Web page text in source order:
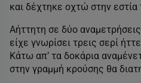
και δέχτηκε οχτώ στην εστία
Αήττητη σε δύο
είχε γνωρίσει τρεις σερί
Κάτω απ’ τα δοκάρια
στην γραμμή κρούσης θα